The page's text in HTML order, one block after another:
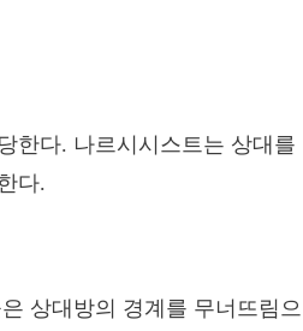
한다. 나르시시스트는 상대를
다.
상대방의 경계를 무너뜨림으